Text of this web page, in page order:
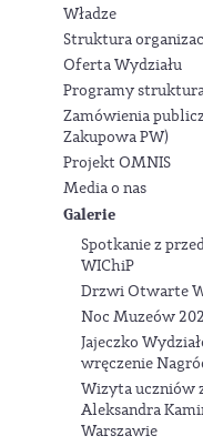
Władze
Struktura
Oferta Wydziału
Programy
Zamówienia
Zakupowa PW)
Projekt OMNIS
Media o nas
Galerie
Spotkanie z
WIChiP
Drzwi Otwarte
Noc Muzeów
Jajeczko
wręczenie
Wizyta uczniów
Aleksandra
Warszawie